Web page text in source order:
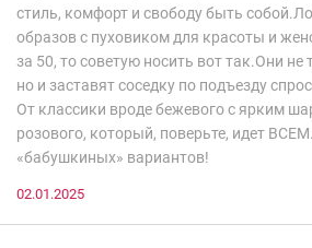
стиль, комфорт и свободу быть
образов с пуховиком для красоты и
за 50, то советую носить вот так.Они не
но и заставят соседку по подъезду
От классики вроде бежевого с ярким
розового, который, поверьте, идет
«бабушкиных» вариантов!
02.01.2025